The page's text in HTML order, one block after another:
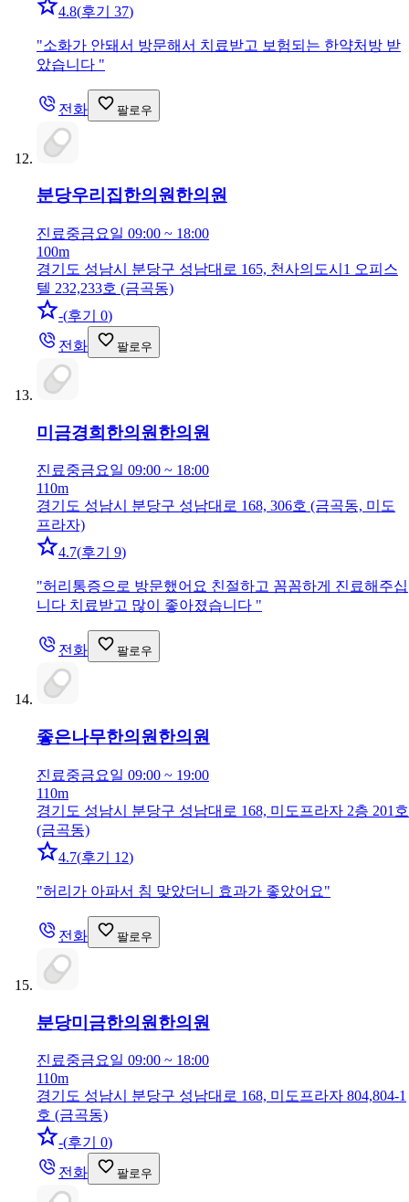
4.8(후기 37)
"소화가 안돼서 방문해서 치료받고 보험되는 한약처방 받
았습니다 "
전화 팔로우
분당우리집한의원한의원
진료중금요일 09:00 ~ 18:00
100m
경기도 성남시 분당구 성남대로 165, 천사의도시1 오피스
텔 232,233호 (금곡동)
-(후기 0)
전화
팔로우
미금경희한의원 한의원
진료중금요일 09:00 ~ 18:00
110m
경기도 성남시 분당구 성남대로 168, 306호 (금곡동, 미도
프라자)
4.7(후기 9)
"허리통증으로 방문했어요 친절하고 꼼꼼하게 진료해주십
니다 치료받고 많이 좋아졌습니다 "
전화 팔로우
좋은나무한의원 한의원
진료중금요일 09:00 ~ 19:00
110m
경기도 성남시 분당구 성남대로 168, 미도프라자 2층 201호
(금곡동)
4.7(후기 12)
"허리가 아파서 침 맞았더니 효과가 좋았어요"
전화 팔로우
분당미금한의원 한의원
진료중금요일 09:00 ~ 18:00
110m
경기도 성남시 분당구 성남대로 168, 미도프라자 804,804-1
호 (금곡동)
-(후기 0)
전화
팔로우